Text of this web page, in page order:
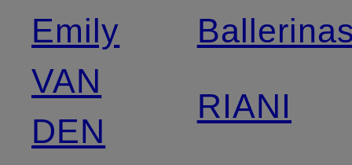
Emily
VAN
DEN
RIANI